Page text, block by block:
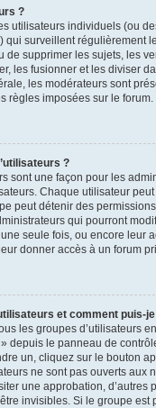
?
utilisateurs individuels (ou
qui surveillent régulièrement
de supprimer les sujets, les
les fusionner et les diviser
les modérateurs sont
règles imposées sur le forum.
?
sont une façon pour les
Chaque utilisateur
peut détenir des
qui pourront
seule fois, ou encore leur
donner accès à un forum
et comment puis-
les groupes d’utilisateurs
depuis le panneau de
un, cliquez sur le bouton
ne sont pas ouverts aux
une approbation, d’autres
invisibles. Si le groupe est